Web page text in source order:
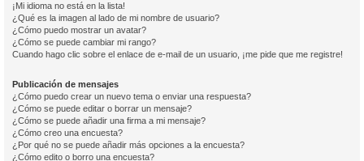
¡Mi idioma no está en la lista!
¿Qué es la imagen al lado de mi nombre de usuario?
¿Cómo puedo mostrar un avatar?
¿Cómo se puede cambiar mi rango?
Cuando hago clic sobre el enlace de e-mail de un usuario, ¡me pide que me registre!
Publicación de mensajes
¿Cómo puedo crear un nuevo tema o enviar una respuesta?
¿Cómo se puede editar o borrar un mensaje?
¿Cómo se puede añadir una firma a mi mensaje?
¿Cómo creo una encuesta?
¿Por qué no se puede añadir más opciones a la encuesta?
¿Cómo edito o borro una encuesta?